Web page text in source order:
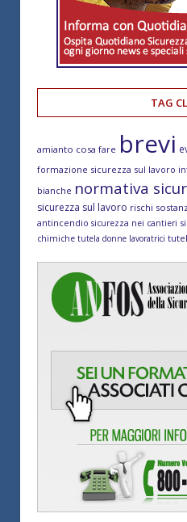
TAG
amianto cosa fare brevi
formazione sicurezza sul lavoro
bianche normativa
sicurezza sul lavoro rischi
antincendio sicurezza nei cantieri
chimiche tutela donne lavoratrici